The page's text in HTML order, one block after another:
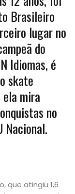
Brasileiro
lugar no
do
Idiomas, é
skate
mira
no
Nacional.
que atingiu 1,6